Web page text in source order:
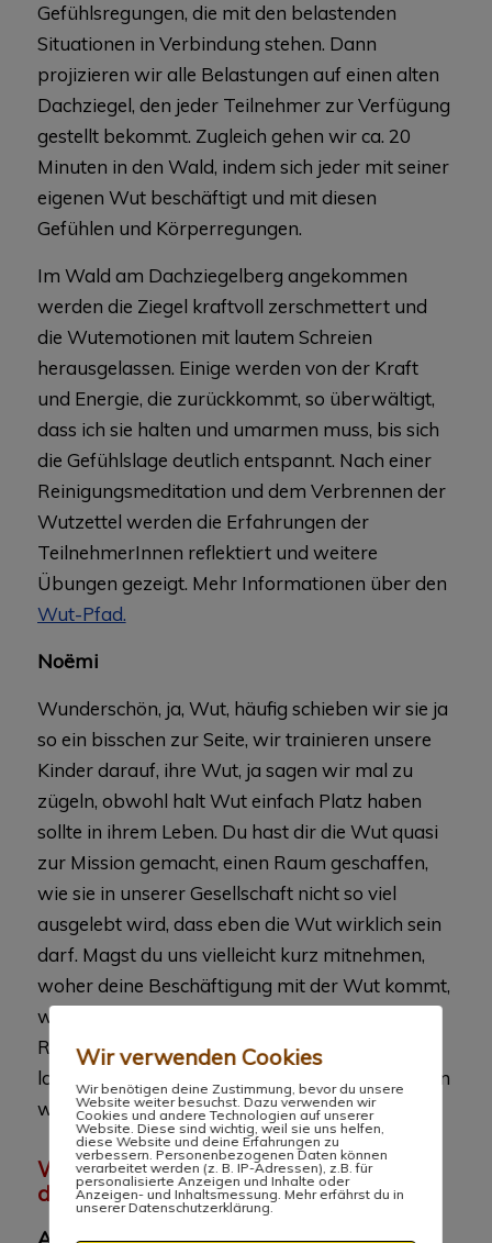
Gefühlsregungen, die mit den belastenden
Situationen in Verbindung stehen. Dann
projizieren wir alle Belastungen auf einen alten
Dachziegel, den jeder Teilnehmer zur Verfügung
gestellt bekommt. Zugleich gehen wir ca. 20
Minuten in den Wald, indem sich jeder mit seiner
eigenen Wut beschäftigt und mit diesen
Gefühlen und Körperregungen.
Im Wald am Dachziegelberg angekommen
werden die Ziegel kraftvoll zerschmettert und
die Wutemotionen mit lautem Schreien
herausgelassen. Einige werden von der Kraft
und Energie, die zurückkommt, so überwältigt,
dass ich sie halten und umarmen muss, bis sich
die Gefühlslage deutlich entspannt. Nach einer
Reinigungsmeditation und dem Verbrennen der
Wutzettel werden die Erfahrungen der
TeilnehmerInnen reflektiert und weitere
Übungen gezeigt. Mehr Informationen über den
Wut-Pfad.
Noëmi
Wunderschön, ja, Wut, häufig schieben wir sie ja
so ein bisschen zur Seite, wir trainieren unsere
Kinder darauf, ihre Wut, ja sagen wir mal zu
zügeln, obwohl halt Wut einfach Platz haben
sollte in ihrem Leben. Du hast dir die Wut quasi
zur Mission gemacht, einen Raum geschaffen,
wie sie in unserer Gesellschaft nicht so viel
ausgelebt wird, dass eben die Wut wirklich sein
darf. Magst du uns vielleicht kurz mitnehmen,
woher deine Beschäftigung mit der Wut kommt,
wie du dazu gekommen bist, genau diesen
Raum zu schaffen für Menschen, die ihre Wut
loslassen und sich noch mal damit konfrontieren
wollen?
Woher kommt deine Beschäftigung mit
der Wut?
Anita
Wir verwenden Cookies
Wir benötigen deine Zustimmung, bevor du unsere
Website weiter besuchst. Dazu verwenden wir
Cookies und andere Technologien auf unserer
Website. Diese sind wichtig, weil sie uns helfen,
diese Website und deine Erfahrungen zu
verbessern. Personenbezogenen Daten können
verarbeitet werden (z. B. IP-Adressen), z.B. für
personalisierte Anzeigen und Inhalte oder
Anzeigen- und Inhaltsmessung. Mehr erfährst du in
unserer Datenschutzerklärung.